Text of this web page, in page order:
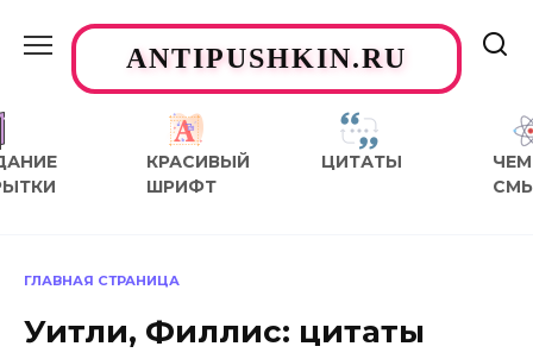
содержаниюANTIPUSHKIN.RU
КРАСИВЫЙ
ШРИФТ
ЦИТАТЫ
ЧЕМ
ГЛАВНАЯ СТРАНИЦА
Уитли, Филлис: цитаты